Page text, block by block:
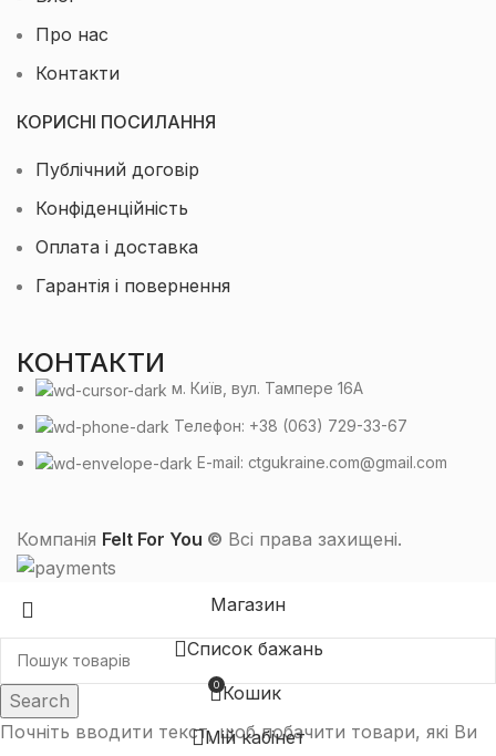
Про нас
Контакти
КОРИСНІ ПОСИЛАННЯ
Публічний договір
Конфіденційність
Оплата і доставка
Гарантія і повернення
КОНТАКТИ
м. Київ, вул. Тампере 16А
Телефон: +38 (063) 729-33-67
E-mail: ctgukraine.com@gmail.com
Компанія Felt For You © Всі права захищені.
Search
Почніть вводити текст, щоб побачити товари, які Ви
Магазин
Список бажань
0 Кошик
Мій кабінет